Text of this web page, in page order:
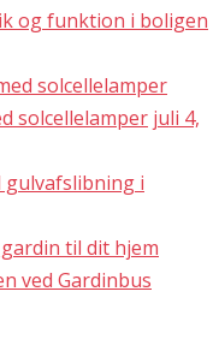
og funktion i boligen
solcellelamper juli 4,
gulvafslibning i
til dit hjem
ved Gardinbus